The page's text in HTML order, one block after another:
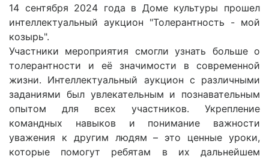
14 сентября 2024 года в Доме культуры прошел
интеллектуальный аукцион "Толерантность - мой
козырь".
Участники мероприятия смогли узнать больше о
толерантности и её значимости в современной
жизни. Интеллектуальный аукцион с различными
заданиями был увлекательным и познавательным
опытом для всех участников. Укрепление
командных навыков и понимание важности
уважения к другим людям – это ценные уроки,
которые помогут ребятам в их дальнейшем